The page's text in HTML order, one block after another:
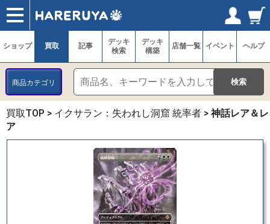
ショップ
買取
記事
デッキ検索
デッキ構築
選手一覧
店舗一覧
イベント
ヘルプ
お問い合わせ ログイン／会員登録
マイページ
ショップ 買取 記事
デッキ
検索
デッキ
構築
店舗一覧 イベント ヘルプ
商品カテゴリ
買取TOP > イクサラン：失われし洞窟 統率者 > 神話レア＆レ
ア